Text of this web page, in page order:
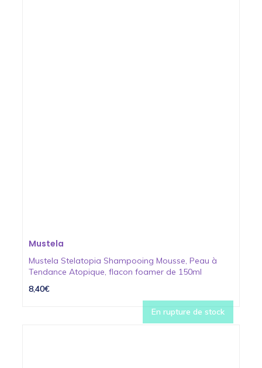
Mustela
Mustela Stelatopia Shampooing Mousse, Peau à
Tendance Atopique, flacon foamer de 150ml
8,40€
En rupture de stock